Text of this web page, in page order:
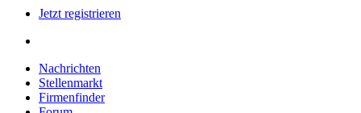
Jetzt registrieren
Nachrichten
Stellenmarkt
Firmenfinder